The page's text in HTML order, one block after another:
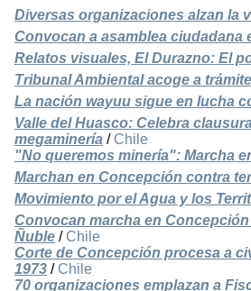
Diversas organizaciones alzan la
Convocan a asamblea ciudadana
Relatos visuales, El Durazno: El
Tribunal Ambiental acoge a
La nación wayuu sigue en lucha
Valle del Huasco: Celebra
megaminería / Chile
"No queremos minería": Marcha
Marchan en Concepción contra
Movimiento por el Agua y los
Convocan marcha en
Ñuble / Chile
Corte de Concepción procesa a
1973 / Chile
70 organizaciones emplazan a